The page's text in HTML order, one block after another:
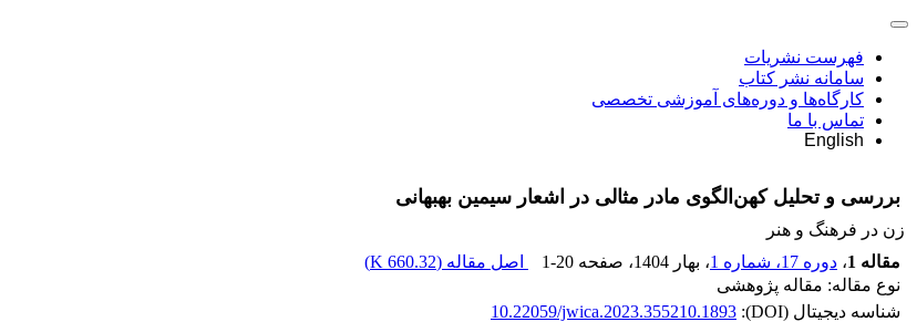
فهرست نشریات
سامانه نشر کتاب
کارگاه‌ها و دوره‌های آموزشی تخصصی
تماس با ما
English
بررسی و تحلیل کهن‌الگوی مادر مثالی در اشعار سیمین بهبهانی
زن در فرهنگ و هنر
مقاله 1
، دوره 17، شماره 1 ، بهار 1404 ، صفحه 1-20 اصل مقاله (660.32 K
)
نوع مقاله: مقاله پژوهشی
شناسه دیجیتال (DOI):
10.22059/jwica.2023.355210.1893